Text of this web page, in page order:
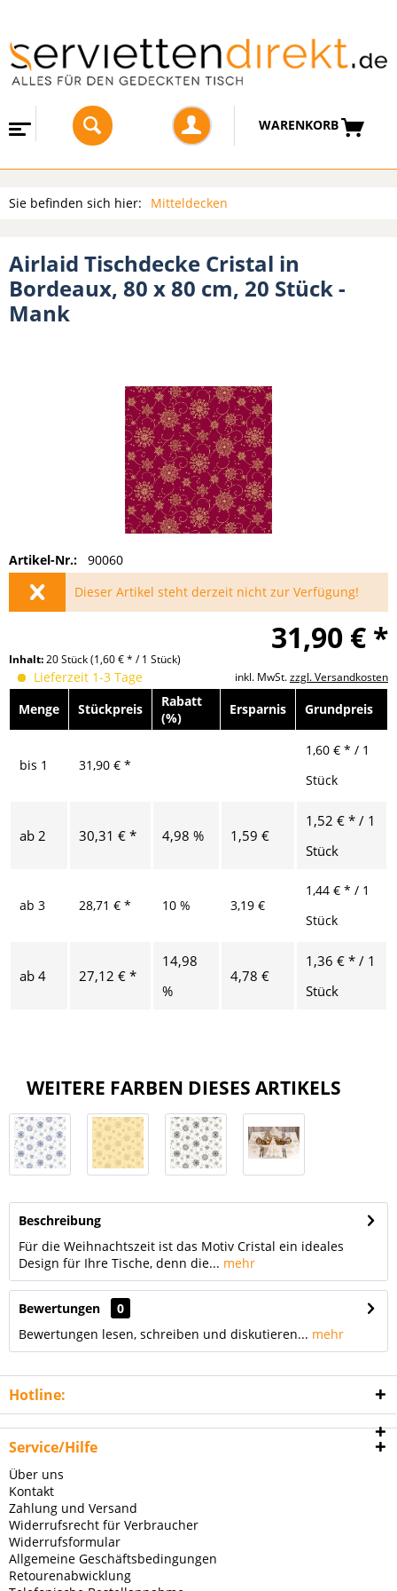
WARENKORB
Sie befinden sich hier: Mitteldecken
Airlaid Tischdecke Cristal in
Bordeaux, 80 x 80 cm, 20 Stück -
Mank
Artikel-Nr.:
90060
Dieser Artikel steht derzeit nicht zur Verfügung!
31,90 € *
Inhalt:20 Stück(1,60 € * / 1 Stück)
inkl. MwSt.zzgl. Versandkosten
Lieferzeit 1-3 Tage
Menge
Stückpreis
Rabatt
(%)
Ersparnis Grundpreis
bis 1 31,90 € *
1,60 € * / 1
Stück
ab 2 30,31 € * 4,98 % 1,59 €
1,52 € * / 1
Stück
ab 3 28,71 € * 10 % 3,19 €
1,44 € * / 1
Stück
ab 4 27,12 € *
14,98
%
4,78 €
1,36 € * / 1
Stück
WEITERE FARBEN DIESES ARTIKELS
Beschreibung
Für die Weihnachtszeit ist das Motiv Cristal ein ideales
Design für Ihre Tische, denn die... mehr
Bewertungen
0
Bewertungen lesen, schreiben und diskutieren... mehr
Hotline:
Service/Hilfe
Über uns
Kontakt
Zahlung und Versand
Widerrufsrecht für Verbraucher
Widerrufsformular
Allgemeine Geschäftsbedingungen
Retourenabwicklung